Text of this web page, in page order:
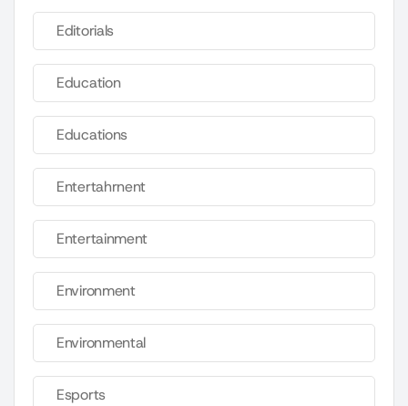
Editorials
Education
Educations
Entertahrnent
Entertainment
Environment
Environmental
Esports